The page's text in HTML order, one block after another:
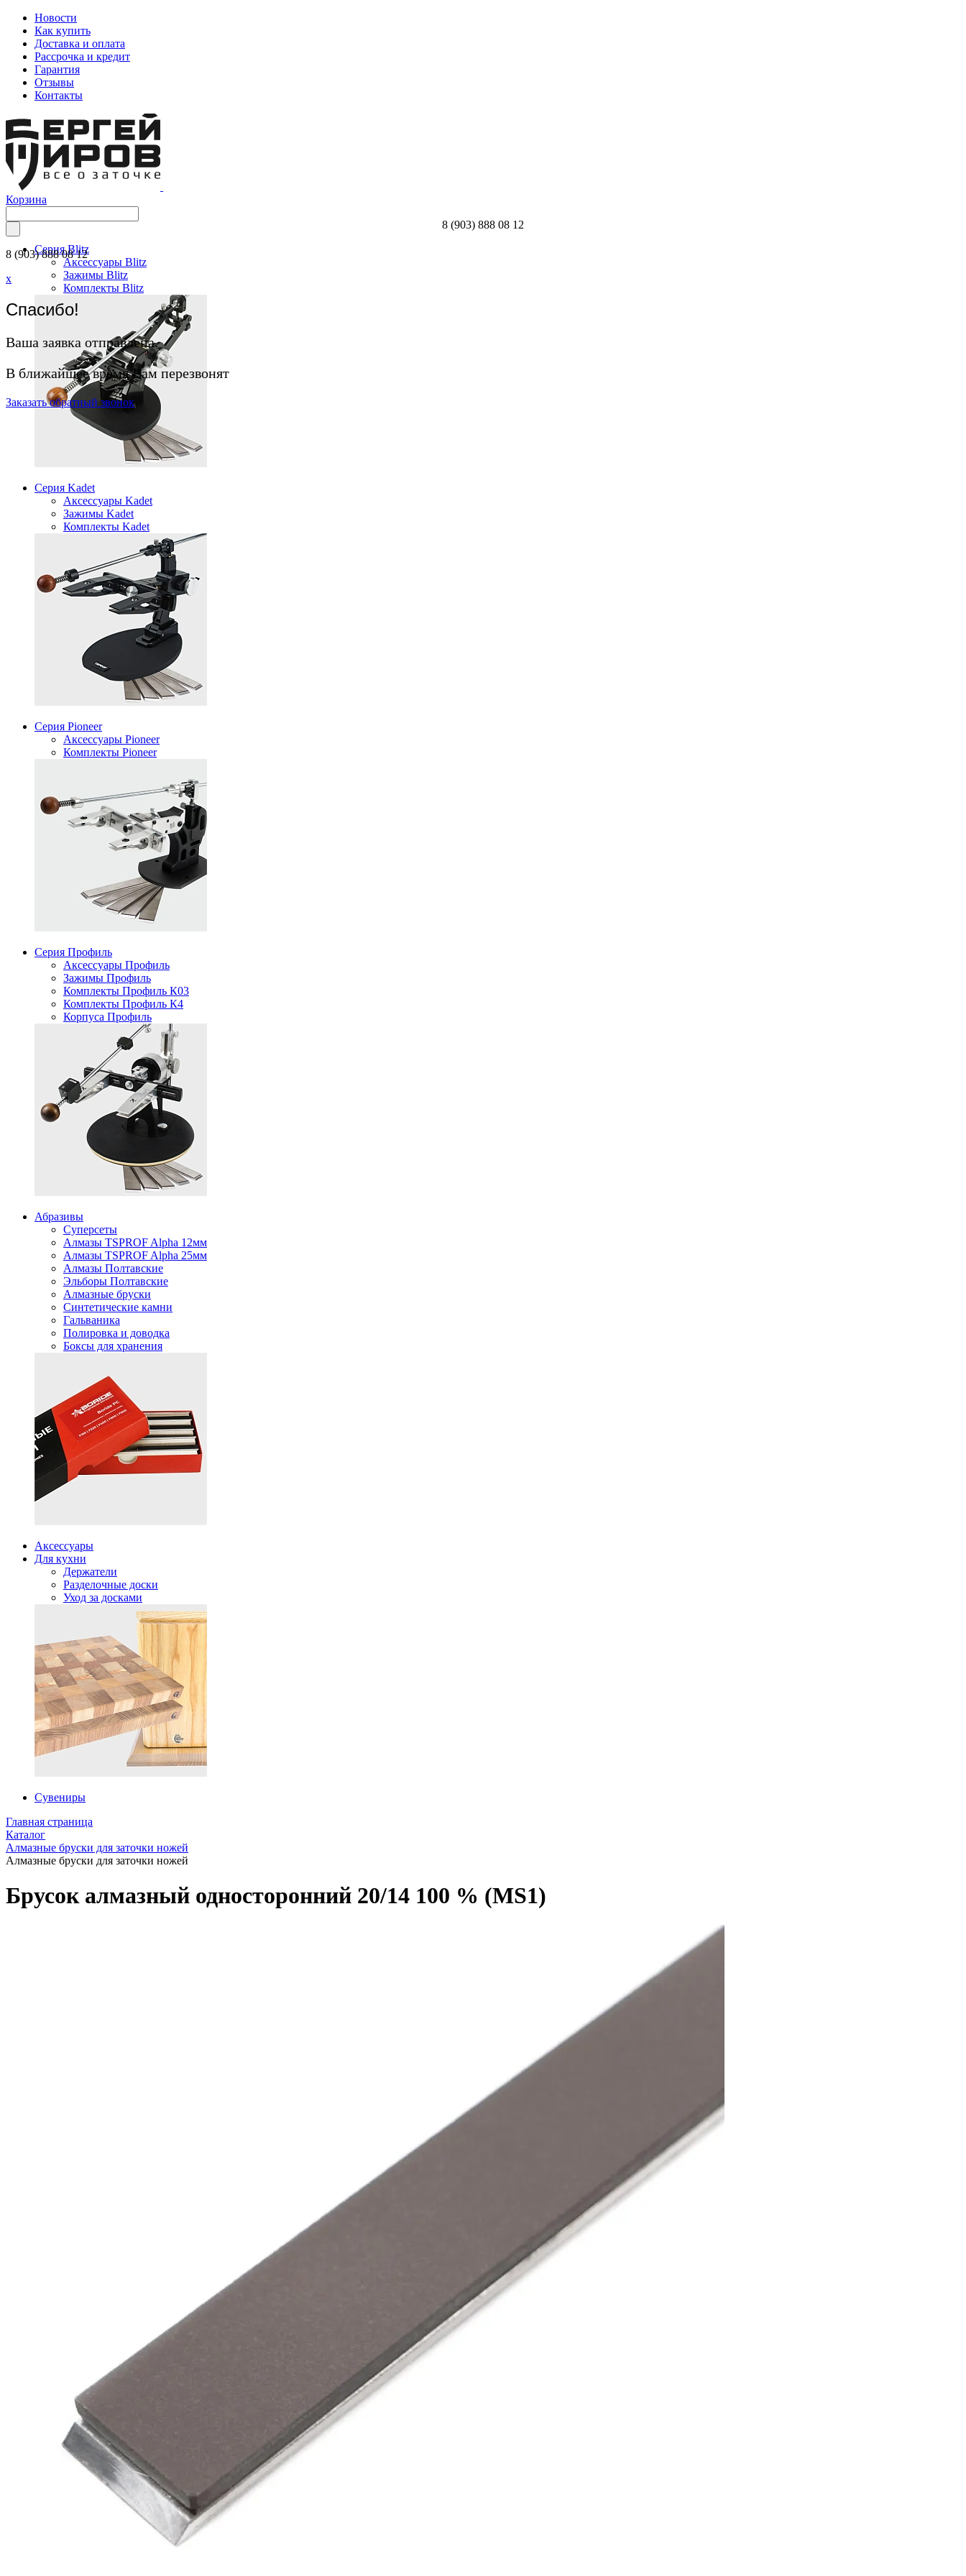
Новости
Как купить
Доставка и оплата
Рассрочка и кредит
Гарантия
Отзывы
Контакты
Корзина
8 (903) 888 08 12
x
Спасибо!
Ваша заявка отправлена.
В ближайшее время Вам перезвонят
Заказатьобратный звонок
8 (903) 888 08 12
Серия Blitz
Аксессуары Blitz
Зажимы Blitz
Комплекты Blitz
Серия Kadet
Аксессуары Kadet
Зажимы Kadet
Комплекты Kadet
Серия Pioneer
Аксессуары Pioneer
Комплекты Pioneer
Серия Профиль
Аксессуары Профиль
Зажимы Профиль
Комплекты Профиль К03
Комплекты Профиль К4
Корпуса Профиль
Абразивы
Суперсеты
Алмазы TSPROF Alpha 12мм
Алмазы TSPROF Alpha 25мм
Алмазы Полтавские
Эльборы Полтавские
Алмазные бруски
Синтетические камни
Гальваника
Полировка и доводка
Боксы для хранения
Аксессуары
Для кухни
Держатели
Разделочные доски
Уход за досками
Сувениры
Главная страница
Каталог
Алмазные бруски для заточки ножей
Алмазные бруски для заточки ножей
Брусок алмазный односторонний 20/14 100 % (MS1)